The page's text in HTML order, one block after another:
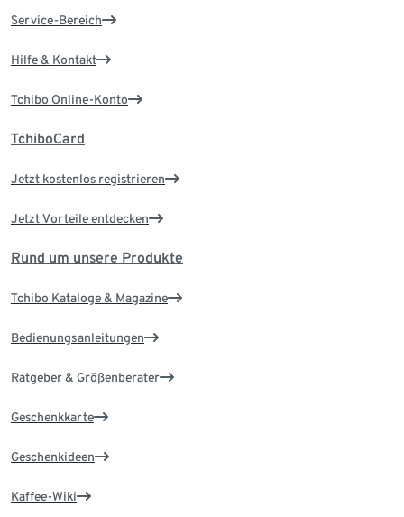
Service-Bereich
Hilfe & Kontakt
Tchibo Online-Konto
TchiboCard
Jetzt kostenlos registrieren
Jetzt Vorteile entdecken
Rund um unsere Produkte
Tchibo Kataloge & Magazine
Bedienungsanleitungen
Ratgeber & Größenberater
Geschenkkarte
Geschenkideen
Kaffee-Wiki